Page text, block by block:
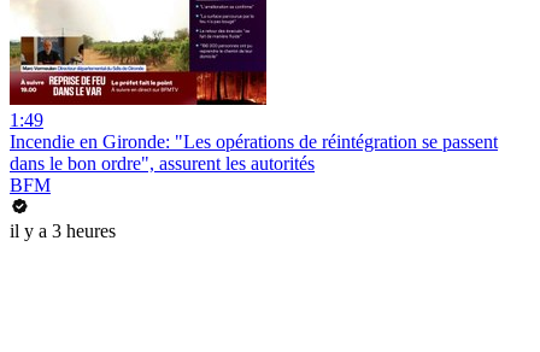
1:49
Incendie en Gironde: "Les opérations de réintégration se passent
dans le bon ordre", assurent les autorités
BFM
il y a 3 heures